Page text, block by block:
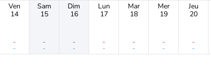
Ven
14
-
-
Sam
15
-
-
Dim
16
-
-
Lun
17
-
-
Mar
18
-
-
Mer
19
-
-
Jeu
20
-
-